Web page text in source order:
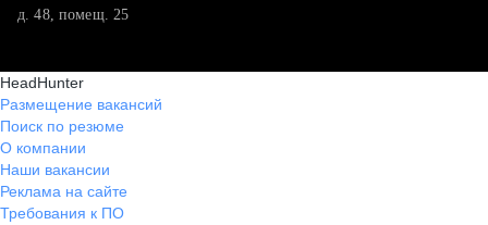
д. 48, помещ. 25
HeadHunter
Размещение вакансий
Поиск по резюме
О компании
Наши вакансии
Реклама на сайте
Требования к ПО